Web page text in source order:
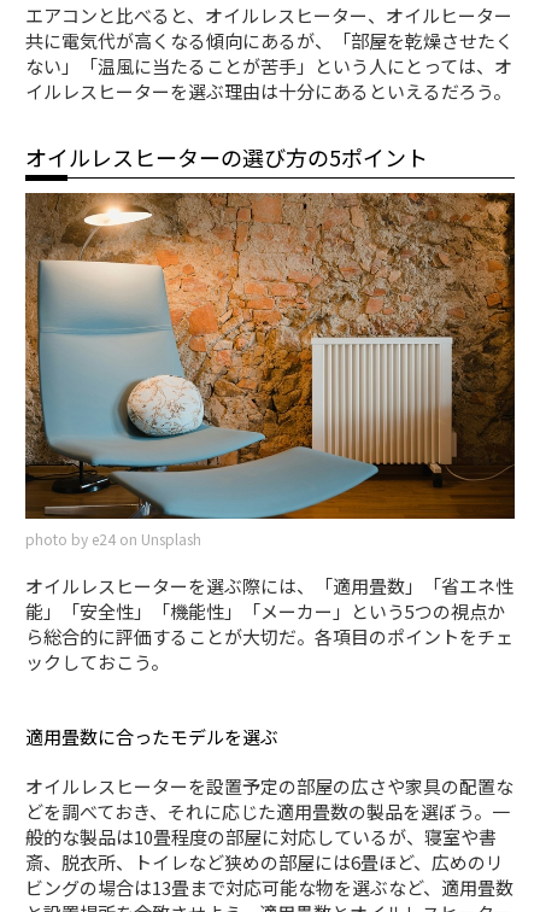
エアコンと比べると、オイルレスヒーター、オイルヒーター
共に電気代が高くなる傾向にあるが、「部屋を乾燥させたく
ない」「温風に当たることが苦手」という人にとっては、オ
イルレスヒーターを選ぶ理由は十分にあるといえるだろう。
オイルレスヒーターの選び方の5ポイント
photo by e24 on Unsplash
オイルレスヒーターを選ぶ際には、「適用畳数」「省エネ性
能」「安全性」「機能性」「メーカー」という5つの視点か
ら総合的に評価することが大切だ。各項目のポイントをチェ
ックしておこう。
適用畳数に合ったモデルを選ぶ
オイルレスヒーターを設置予定の部屋の広さや家具の配置な
どを調べておき、それに応じた適用畳数の製品を選ぼう。一
般的な製品は10畳程度の部屋に対応しているが、寝室や書
斎、脱衣所、トイレなど狭めの部屋には6畳ほど、広めのリ
ビングの場合は13畳まで対応可能な物を選ぶなど、適用畳数